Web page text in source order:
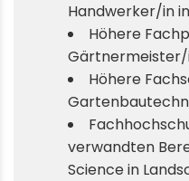
Handwerker/in
Höhere
Gärtnermeister/
Höhere
verwandten
Science in